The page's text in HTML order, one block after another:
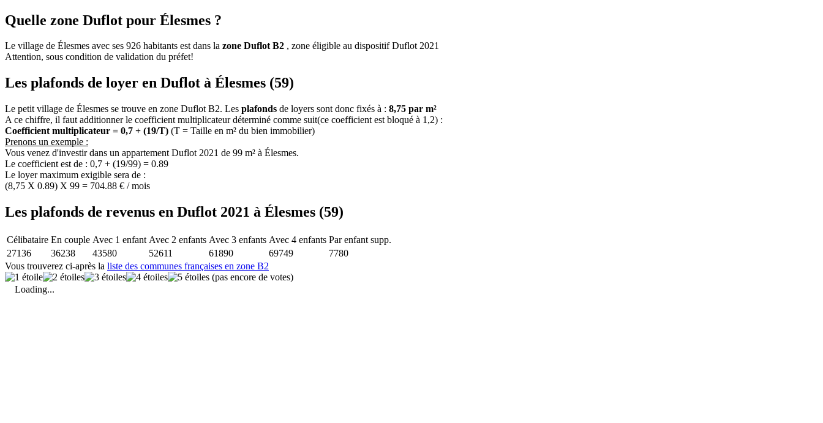
Quelle zone Duflot pour Élesmes ?
Le village de Élesmes avec ses 926 habitants est dans la zone Duflot B2 , zone éligible au dispositif Duflot 2021
Attention, sous condition de validation du préfet!
Les plafonds de loyer en Duflot à Élesmes (59)
Le petit village de Élesmes se trouve en zone Duflot B2. Les plafonds de loyers sont donc fixés à : 8,75 par m²
A ce chiffre, il faut additionner le coefficient multiplicateur déterminé comme suit(ce coefficient est bloqué à 1,2) :
Coefficient multiplicateur = 0,7 + (19/T) (T = Taille en m² du bien immobilier)
Prenons un exemple :
Vous venez d'investir dans un appartement Duflot 2021 de 99 m² à Élesmes.
Le coefficient est de : 0,7 + (19/99) = 0.89
Le loyer maximum exigible sera de :
(8,75 X 0.89) X 99 = 704.88 € / mois
Les plafonds de revenus en Duflot 2021 à Élesmes (59)
Célibataire En couple Avec 1 enfant Avec 2 enfants Avec 3 enfants Avec 4 enfants Par enfant supp.
27136
36238 43580 52611 61890 69749
7780
Vous trouverez ci-après la liste des communes françaises en zone B2
(pas encore de votes)
Loading...